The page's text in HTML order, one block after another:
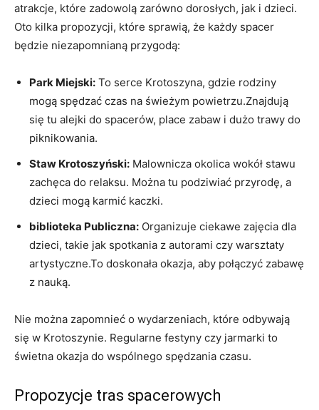
atrakcje, które zadowolą zarówno dorosłych, jak i dzieci.
Oto kilka propozycji, które sprawią, że każdy spacer
będzie niezapomnianą przygodą:
Park Miejski: To serce Krotoszyna, gdzie rodziny
mogą spędzać czas na świeżym powietrzu.Znajdują
się tu alejki do spacerów, place zabaw i dużo trawy do
piknikowania.
Staw Krotoszyński: Malownicza okolica wokół stawu
zachęca do relaksu. Można tu podziwiać przyrodę, a
dzieci mogą karmić kaczki.
biblioteka Publiczna: Organizuje ciekawe zajęcia dla
dzieci, takie jak spotkania z autorami czy warsztaty
artystyczne.To doskonała okazja, aby połączyć zabawę
z nauką.
Nie można zapomnieć o wydarzeniach, które odbywają
się w Krotoszynie. Regularne festyny czy jarmarki to
świetna okazja do wspólnego spędzania czasu.
Propozycje tras spacerowych